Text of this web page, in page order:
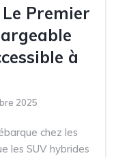
Le Premier
à
2025
chez les
les SUV hybrides